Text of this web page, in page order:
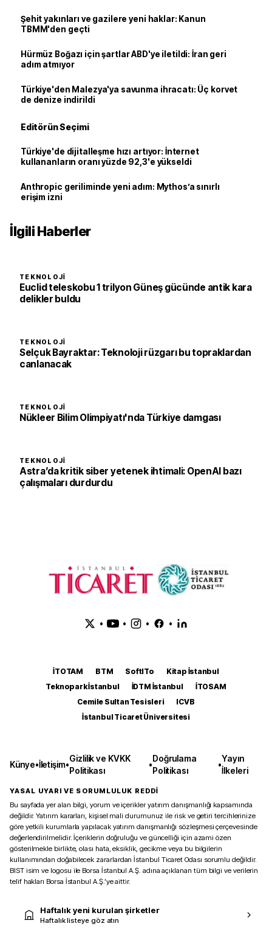
Şehit yakınları ve gazilere yeni haklar: Kanun
TBMM'den geçti
Hürmüz Boğazı için şartlar ABD'ye iletildi: İran geri
adım atmıyor
Türkiye'den Malezya'ya savunma ihracatı: Üç korvet
de denize indirildi
Editörün Seçimi
Türkiye'de dijitalleşme hızı artıyor: İnternet
kullananların oranı yüzde 92,3'e yükseldi
Anthropic geriliminde yeni adım: Mythos’a sınırlı
erişim izni
İlgili Haberler
TEKNOLOJI
Euclid teleskobu 1 trilyon Güneş gücünde antik kara
delikler buldu
TEKNOLOJI
Selçuk Bayraktar: Teknoloji rüzgarı bu topraklardan
canlanacak
TEKNOLOJI
Nükleer Bilim Olimpiyatı'nda Türkiye damgası
TEKNOLOJI
Astra’da kritik siber yetenek ihtimali: OpenAI bazı
çalışmaları durdurdu
• • • •
İTOTAM BTM SoftITo
Kitap İstanbul
Teknopark İstanbul
İDTM İstanbul
İTOSAM
Cemile Sultan Tesisleri
ICVB
İstanbul Ticaret Üniversitesi
Künye•İletişim•
Gizlilik ve KVKK
Politikası
•
Doğrulama
Politikası
•
Yayın
İlkeleri
YASAL UYARI VE SORUMLULUK REDDİ
Bu sayfada yer alan bilgi, yorum ve içerikler yatırım danışmanlığı kapsamında
değildir. Yatırım kararları, kişisel mali durumunuz ile risk ve getiri tercihlerinize
göre yetkili kurumlarla yapılacak yatırım danışmanlığı sözleşmesi çerçevesinde
değerlendirilmelidir. İçeriklerin doğruluğu ve güncelliği için azami özen
gösterilmekle birlikte, olası hata, eksiklik, gecikme veya bu bilgilerin
kullanımından doğabilecek zararlardan İstanbul Ticaret Odası sorumlu değildir.
BIST isim ve logosu ile Borsa İstanbul A.Ş. adına açıklanan tüm bilgi ve verilerin
telif hakları Borsa İstanbul A.Ş.’ye aittir.
Haftalık yeni kurulan şirketler
Haftalık listeye göz atın